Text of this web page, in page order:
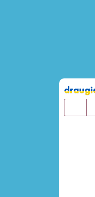
Pāriet
uz
saturu